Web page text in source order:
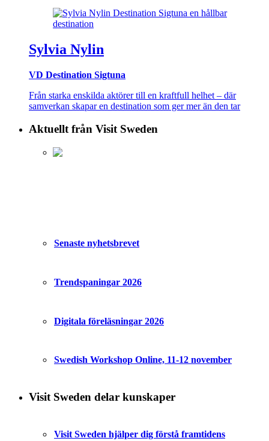
Sylvia Nylin
VD Destination Sigtuna
Från starka enskilda aktörer till en kraftfull helhet – där
samverkan skapar en destination som ger mer än den tar
Aktuellt från Visit Sweden
Senaste nyhetsbrevet
Trendspaningar 2026
Digitala föreläsningar 2026
Swedish Workshop Online, 11-12 november
Visit Sweden delar kunskaper
Visit Sweden hjälper dig förstå framtidens